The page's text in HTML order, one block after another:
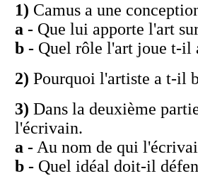
1) Camus a une
a -Que lui apporte l'art
b -Quel rôle l'art joue t-il
2) Pourquoi l'artiste a t-il
3) Dans la deuxième
l'écrivain.
a -Au nom de qui
b -Quel idéal doit-il